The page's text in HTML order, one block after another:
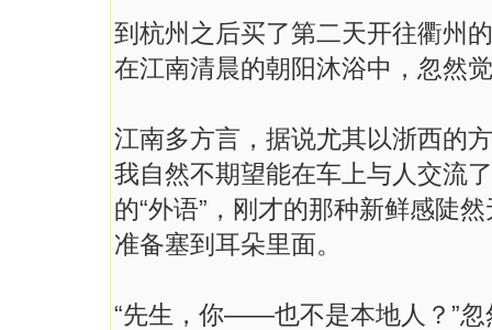
到杭州之后买了第二天开往衢州
在江南清晨的朝阳沐浴中，忽然
江南多方言，据说尤其以浙西的
我自然不期望能在车上与人交流
的“外语”，刚才的那种新鲜感陡
准备塞到耳朵里面。
“先生，你——也不是本地人？”